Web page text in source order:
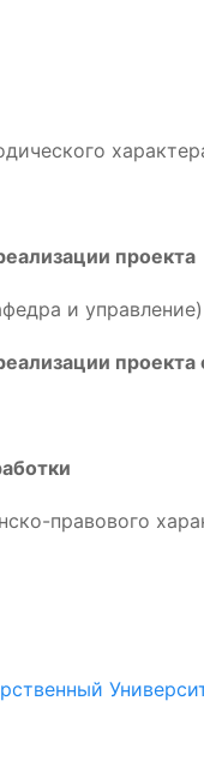
проекта
и управление)
правового